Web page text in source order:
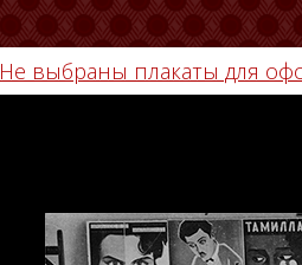
Не выбраны плакаты для